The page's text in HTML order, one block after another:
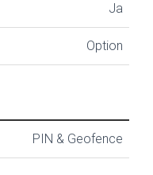
Ja
Option
PIN & Geofence